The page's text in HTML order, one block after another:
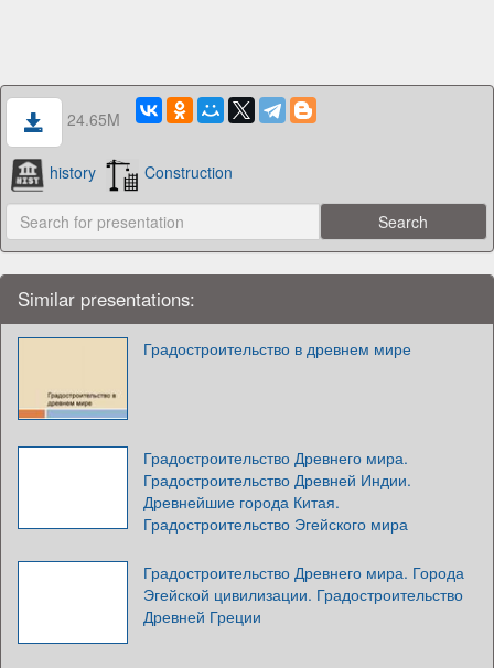
24.65M
history Construction
Similar presentations:
Градостроительство в древнем мире
Градостроительство Древнего мира.
Градостроительство Древней Индии.
Древнейшие города Китая.
Градостроительство Эгейского мира
Градостроительство Древнего мира. Города
Эгейской цивилизации. Градостроительство
Древней Греции